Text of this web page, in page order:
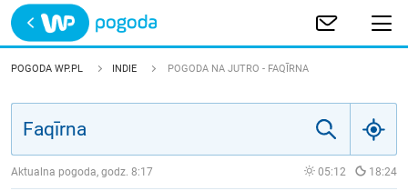
Trwa ładowanie
POLSKA
POGODA WP.PL INDIE POGODA NA JUTRO - FAQĪRNA
Aktualna pogoda, godz. 8:17 05:12 18:24